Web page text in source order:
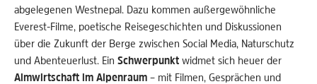
abgelegenen Westnepal. Dazu kommen außergewöhnliche
Everest-Filme, poetische Reisegeschichten und Diskussionen
über die Zukunft der Berge zwischen Social Media, Naturschutz
und Abenteuerlust. Ein Schwerpunkt widmet sich heuer der
Almwirtschaft im Alpenraum – mit Filmen, Gesprächen und